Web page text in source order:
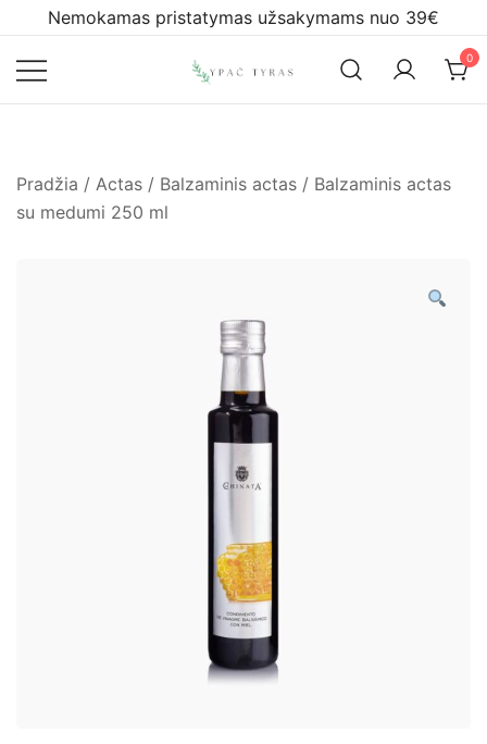
content
Nemokamas pristatymas užsakymams nuo 39€
0
Pradžia / Actas / Balzaminis actas / Balzaminis actas
su medumi 250 ml